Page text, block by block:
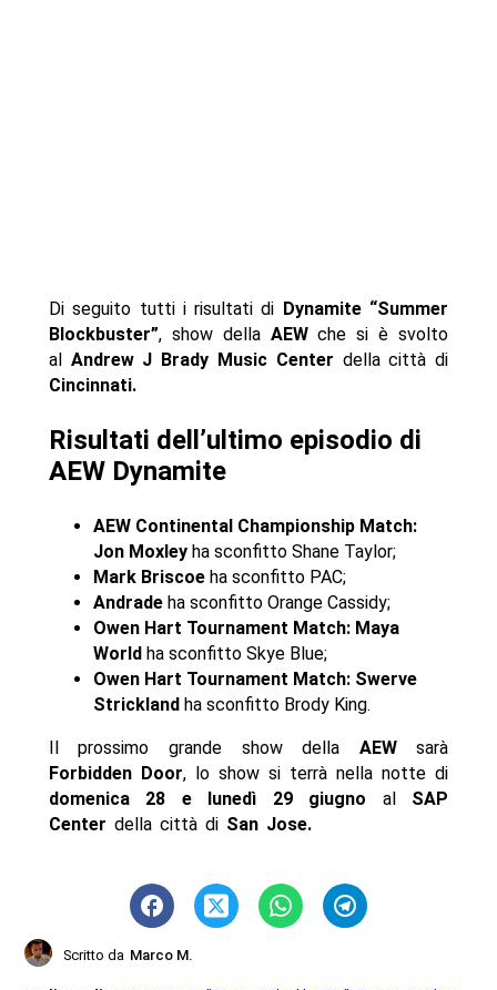
Di seguito tutti i risultati di Dynamite “Summer
Blockbuster”, show della AEWche si è svolto
al Andrew J Brady Music Center della città di
Cincinnati.
Risultati dell’ultimo episodio di
AEW Dynamite
AEW Continental Championship Match:
Jon Moxleyha sconfitto Shane Taylor;
Mark Briscoeha sconfitto PAC;
Andradeha sconfitto Orange Cassidy;
Owen Hart Tournament Match: Maya
Worldha sconfitto Skye Blue;
Owen Hart Tournament Match: Swerve
Stricklandha sconfitto Brody King.
Il prossimo grande show della AEWsarà
Forbidden Door, lo show si terrà nella notte di
domenica 28 e lunedì 29 giugno alSAP
Center della città di San Jose.
Scritto da Marco M.